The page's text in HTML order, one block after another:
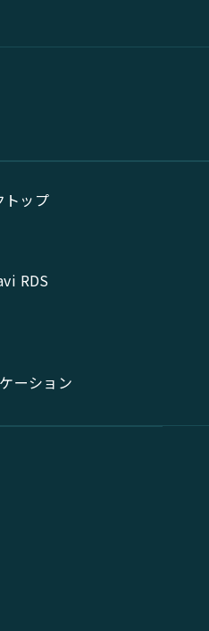
トップ
RDS
ーション